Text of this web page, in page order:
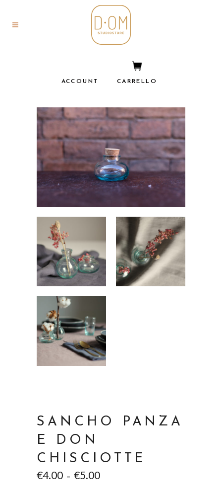
ACCOUNT CARRELLO
SANCHO PANZA
E DON
CHISCIOTTE
€4.00 – €5.00